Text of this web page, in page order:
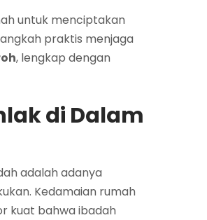
untuk menciptakan
praktis menjaga
, lengkap dengan
di Dalam
adalah adanya
Kedamaian rumah
kuat bahwa ibadah